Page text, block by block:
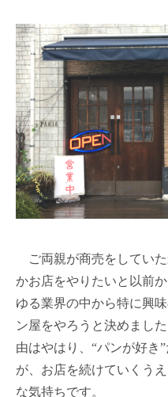
ご両親が商売をしてい
かお店をやりたいと以前
ゆる業界の中から特に興
ン屋をやろうと決めまし
由はやはり、“パンが好き
が、お店を続けていくう
な気持ちです。